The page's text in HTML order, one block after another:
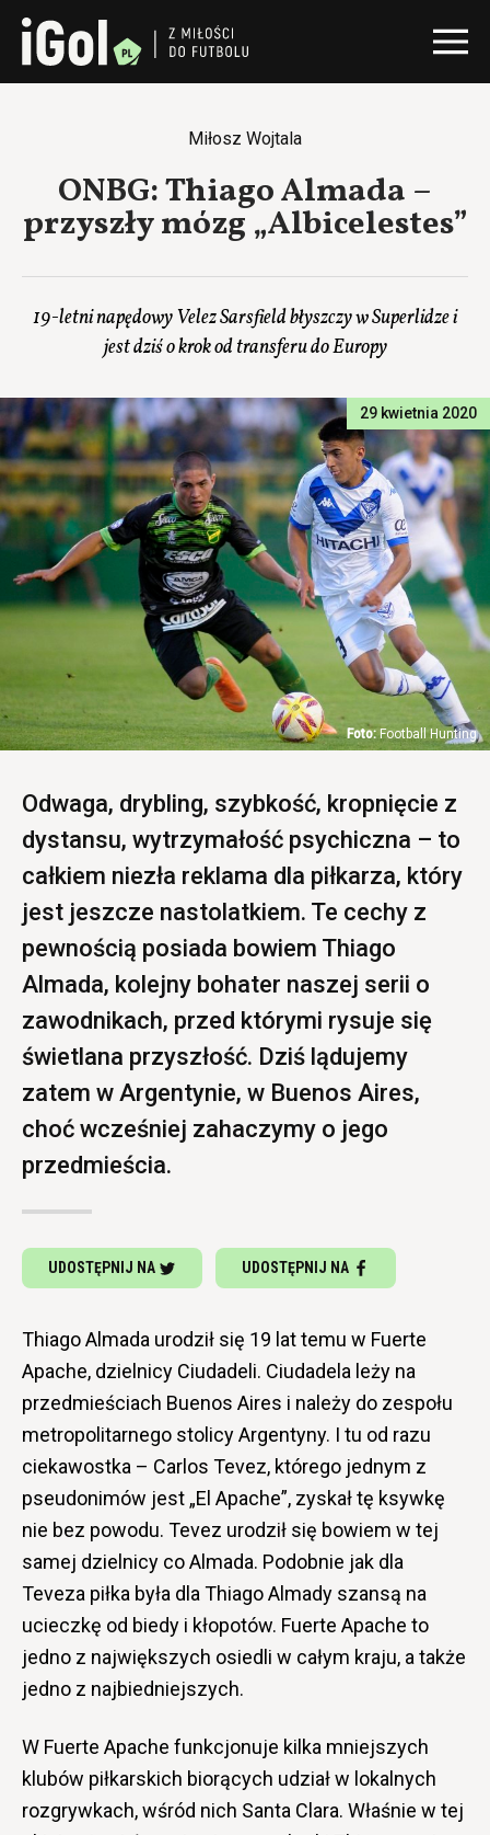
Miłosz Wojtala
ONBG: Thiago Almada –
przyszły mózg „Albicelestes”
19-letni napędowy Velez Sarsfield błyszczy w Superlidze i
jest dziś o krok od transferu do Europy
29 kwietnia 2020
Football Hunting
Odwaga, drybling, szybkość, kropnięcie z
dystansu, wytrzymałość psychiczna – to
całkiem niezła reklama dla piłkarza, który
jest jeszcze nastolatkiem. Te cechy z
pewnością posiada bowiem Thiago
Almada, kolejny bohater naszej serii o
zawodnikach, przed którymi rysuje się
świetlana przyszłość. Dziś lądujemy
zatem w Argentynie, w Buenos Aires,
choć wcześniej zahaczymy o jego
przedmieścia.
UDOSTĘPNIJ NA UDOSTĘPNIJ NA
Thiago Almada urodził się 19 lat temu w Fuerte
Apache, dzielnicy Ciudadeli. Ciudadela leży na
przedmieściach Buenos Aires i należy do zespołu
metropolitarnego stolicy Argentyny. I tu od razu
ciekawostka – Carlos Tevez, którego jednym z
pseudonimów jest „El Apache”, zyskał tę ksywkę
nie bez powodu. Tevez urodził się bowiem w tej
samej dzielnicy co Almada. Podobnie jak dla
Teveza piłka była dla Thiago Almady szansą na
ucieczkę od biedy i kłopotów. Fuerte Apache to
jedno z największych osiedli w całym kraju, a także
jedno z najbiedniejszych.
W Fuerte Apache funkcjonuje kilka mniejszych
klubów piłkarskich biorących udział w lokalnych
rozgrywkach, wśród nich Santa Clara. Właśnie w tej